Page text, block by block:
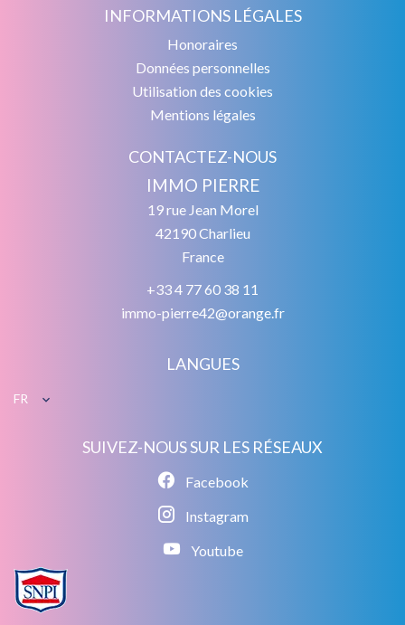
INFORMATIONS LÉGALES
Honoraires
Données personnelles
Utilisation des cookies
Mentions légales
CONTACTEZ-NOUS
IMMO PIERRE
19 rue Jean Morel
42190Charlieu
France
+33 4 77 60 38 11
immo-pierre42@orange.fr
LANGUES
FR
SUIVEZ-NOUS SUR LES RÉSEAUX
Facebook
Instagram
Youtube